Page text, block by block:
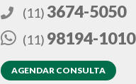
(11) 3674-5050
(11) 98194-1010
AGENDAR CONSULTA